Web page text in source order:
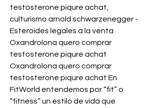
testosterone piqure achat,
culturismo arnold schwarzenegger -
Esteroides legales a la venta
Oxandrolona quero comprar
testosterone piqure achat
Oxandrolona quero comprar
testosterone piqure achat En
FitWorld entendemos por “fit” o
“fitness” un estilo de vida que